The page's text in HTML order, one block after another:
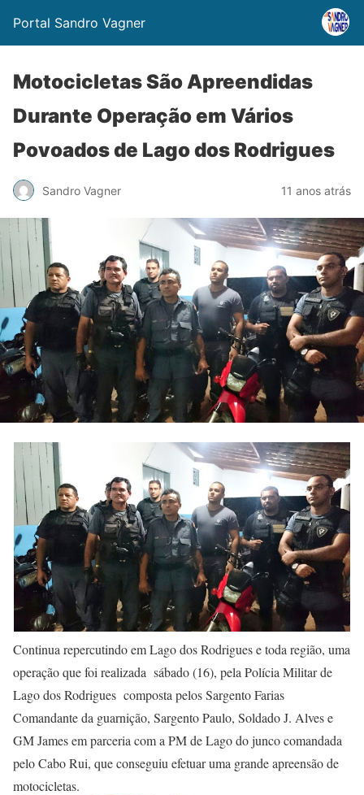
Portal Sandro Vagner
Motocicletas São Apreendidas
Durante Operação em Vários
Povoados de Lago dos Rodrigues
Sandro Vagner 11 anos atrás
Continua repercutindo em Lago dos Rodrigues e toda região, uma
operação que foi realizada sábado (16), pela Polícia Militar de
Lago dos Rodrigues composta pelos Sargento Farias
Comandante da guarnição, Sargento Paulo, Soldado J. Alves e
GM James em parceria com a PM de Lago do junco comandada
pelo Cabo Rui, que conseguiu efetuar uma grande apreensão de
motocicletas.